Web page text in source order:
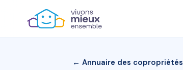
← Annuaire des copropriétés